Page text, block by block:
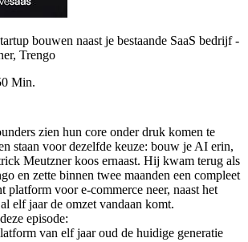
bouwen naast je bestaande SaaS bedrijf -
Trengo
Min.
zien hun core onder druk komen te
staan voor dezelfde keuze: bouw je AI erin,
Meutzner koos ernaast. Hij kwam terug als
en zette binnen twee maanden een compleet
platform voor e-commerce neer, naast het
elf jaar de omzet vandaan komt.
episode:
van elf jaar oud de huidige generatie